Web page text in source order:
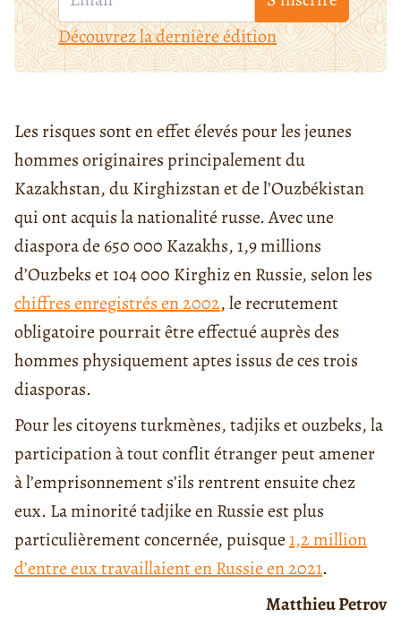
Découvrez la dernière édition
Les risques sont en effet élevés pour les jeunes
hommes originaires principalement du
Kazakhstan, du Kirghizstan et de l’Ouzbékistan
qui ont acquis la nationalité russe. Avec une
diaspora de 650 000 Kazakhs, 1,9 millions
d’Ouzbeks et 104 000 Kirghiz en Russie, selon les
chiffres enregistrés en 2002, le recrutement
obligatoire pourrait être effectué auprès des
hommes physiquement aptes issus de ces trois
diasporas.
Pour les citoyens turkmènes, tadjiks et ouzbeks, la
participation à tout conflit étranger peut amener
à l’emprisonnement s’ils rentrent ensuite chez
eux. La minorité tadjike en Russie est plus
particulièrement concernée, puisque1,2 million
d’entre eux travaillaient en Russie en 2021.
Matthieu Petrov